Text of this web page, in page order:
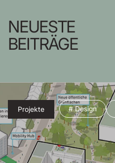
NEUESTE
BEITRÄGE
Projekte # Design